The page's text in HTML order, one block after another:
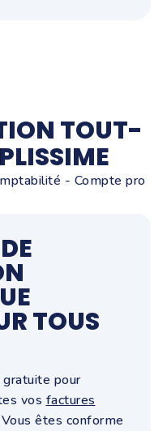
TOUT-
- Compte pro
TOUS
pour
vos factures
Vous êtes conforme